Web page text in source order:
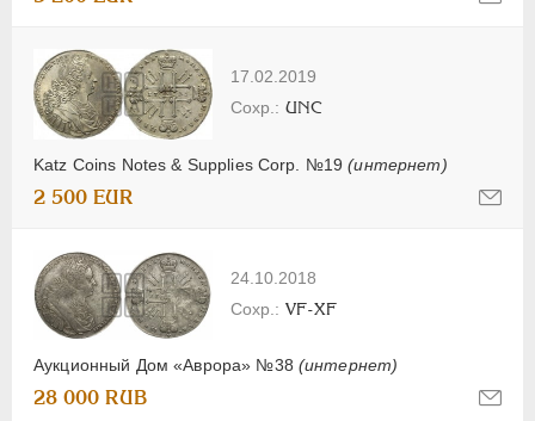
17.02.2019
Katz Coins Notes & Supplies Corp. №19(интернет)
UNC
2 500 EUR
24.10.2018
Аукционный Дом «Аврора» №38 (интернет)
VF-XF
28 000 RUB